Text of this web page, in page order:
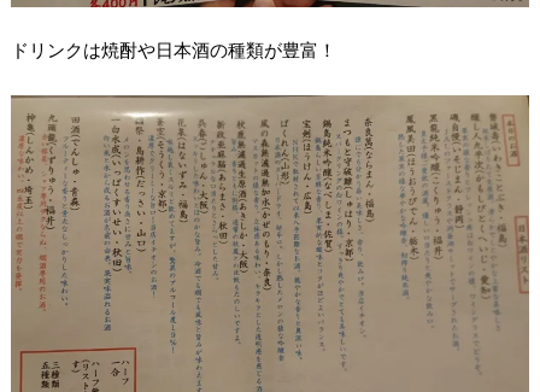
ドリンクは焼酎や日本酒の種類が豊富！